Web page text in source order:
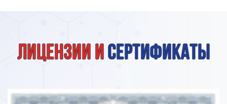
Лицензии исертификаты